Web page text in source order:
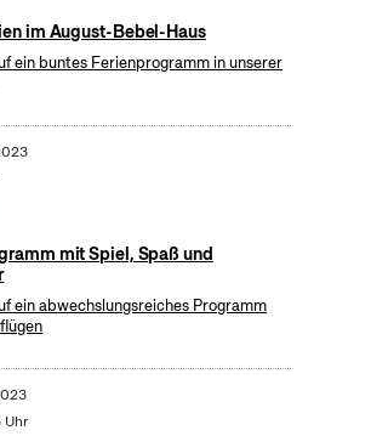
im August-Bebel-Haus
ein buntes Ferienprogramm in unserer
mit Spiel, Spaß und
ein abwechslungsreiches Programm
Uhr